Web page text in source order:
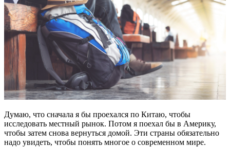
Думаю, что сначала я бы проехался по Китаю, чтобы
исследовать местный рынок. Потом я поехал бы в Америку,
чтобы затем снова вернуться домой. Эти страны обязательно
надо увидеть, чтобы понять многое о современном мире.